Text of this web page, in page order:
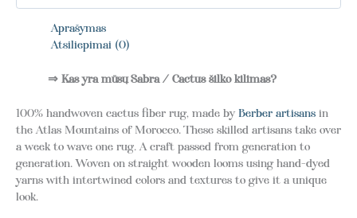
Aprašymas
Atsiliepimai (0)
⇒ Kas yra mūsų Sabra / Cactus šilko kilimas?
100% handwoven cactus fiber rug, made by Berber artisans in
the Atlas Mountains of Morocco. These skilled artisans take over
a week to wave one rug. A craft passed from generation to
generation. Woven on straight wooden looms using hand-dyed
yarns with intertwined colors and textures to give it a unique
look.